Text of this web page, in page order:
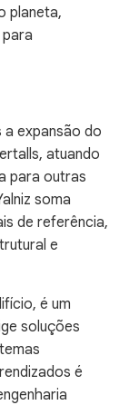
planeta,
a expansão do
atuando
para outras
soma
de referência,
e
é um
soluções
é